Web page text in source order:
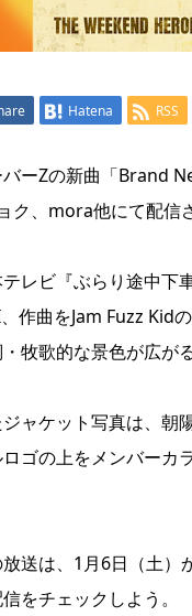
Hatena RSS
バーZの新曲「Brand
ク、mora他にて配信
レビ『ぶらり途中下
作曲をJam Fuzz Kid
牧歌的な景色が広が
ャケット写真は、朝
ゴの上をメンバーカ
送は、1月6日（土
をチェックしよう。